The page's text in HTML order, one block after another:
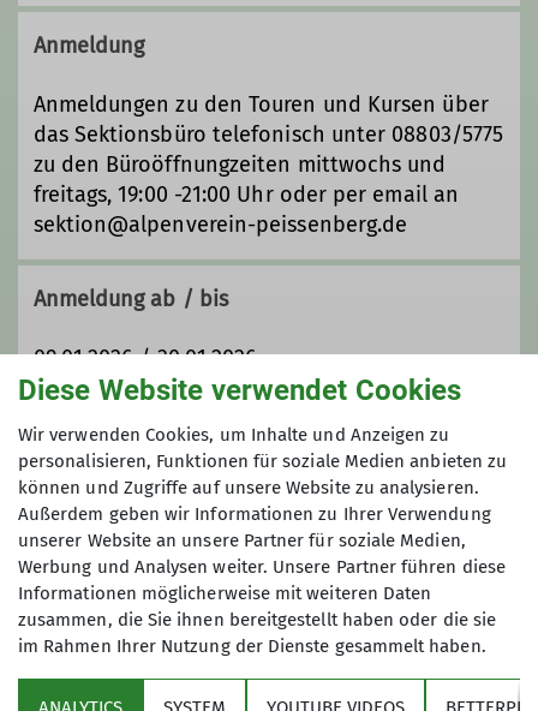
Kontakt aufnehmen
Qualifikationen
Trainer*in C Skibergsteigen
Tourenleiter*in
Anmeldung
Anmeldungen zu den Touren und Kursen über
das Sektionsbüro telefonisch unter 08803/5775
zu den Büroöffnungzeiten mittwochs und
freitags, 19:00 -21:00 Uhr oder per email an
sektion@alpenverein-peissenberg.de
Anmeldung ab / bis
09.01.2026 / 30.01.2026
Maximale Teilnehmeranzahl
6
Diese Website verwendet Cookies
Wir verwenden Cookies, um Inhalte und Anzeigen zu
personalisieren, Funktionen für soziale Medien anbieten zu
können und Zugriffe auf unsere Website zu analysieren.
Außerdem geben wir Informationen zu Ihrer Verwendung
unserer Website an unsere Partner für soziale Medien,
Werbung und Analysen weiter. Unsere Partner führen diese
Informationen möglicherweise mit weiteren Daten
zusammen, die Sie ihnen bereitgestellt haben oder die sie
im Rahmen Ihrer Nutzung der Dienste gesammelt haben.